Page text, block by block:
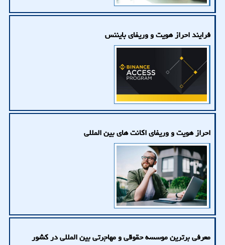
فرایند احراز هویت و وریفای بایننس
احراز هویت و وریفای اكانت های بین المللی
معرفی برترین موسسه حقوقی و مهاجرتی بین المللی در كشور